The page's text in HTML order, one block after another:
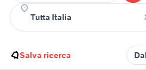
Salva ricerca